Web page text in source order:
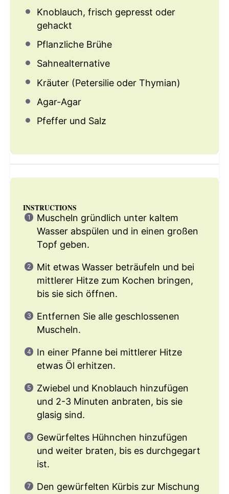
Knoblauch, frisch gepresst oder
gehackt
Pflanzliche Brühe
Sahnealternative
Kräuter (Petersilie oder Thymian)
Agar-Agar
Pfeffer und Salz
INSTRUCTIONS
Muscheln gründlich unter kaltem
Wasser abspülen und in einen großen
Topf geben.
Mit etwas Wasser beträufeln und bei
mittlerer Hitze zum Kochen bringen,
bis sie sich öffnen.
Entfernen Sie alle geschlossenen
Muscheln.
In einer Pfanne bei mittlerer Hitze
etwas Öl erhitzen.
Zwiebel und Knoblauch hinzufügen
und 2-3 Minuten anbraten, bis sie
glasig sind.
Gewürfeltes Hühnchen hinzufügen
und weiter braten, bis es durchgegart
ist.
Den gewürfelten Kürbis zur Mischung